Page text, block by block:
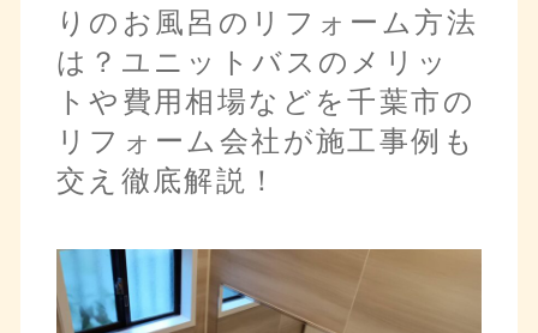
りのお風呂のリフォーム方法
は？ユニットバスのメリッ
トや費用相場などを千葉市の
リフォーム会社が施工事例も
交え徹底解説！